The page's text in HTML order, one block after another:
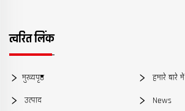
त्वरित लिंक
मुख्यपृष्ठ हमारे बारे में
उत्पाद News